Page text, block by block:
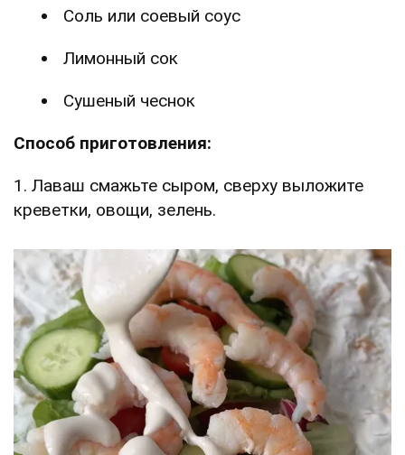
Соль или соевый соус
Лимонный сок
Сушеный чеснок
Способ приготовления:
1. Лаваш смажьте сыром, сверху выложите
креветки, овощи, зелень.